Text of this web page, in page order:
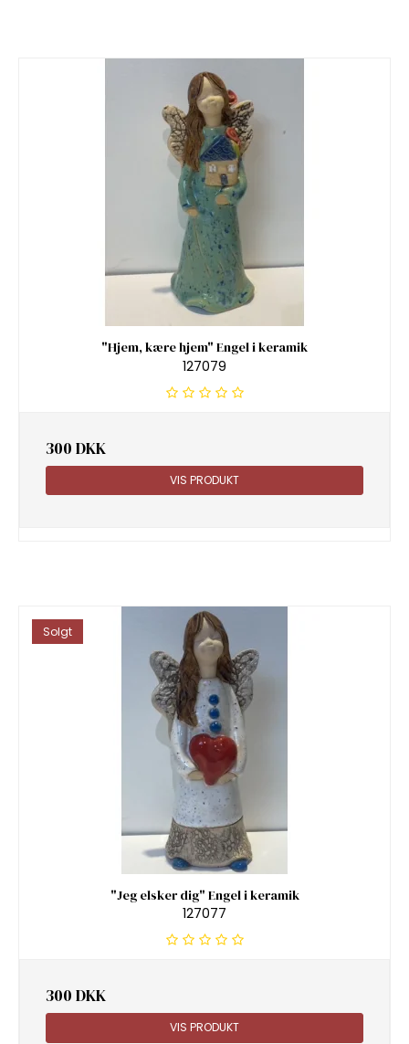
"Hjem, kære hjem" Engel i keramik
127079
300 DKK
VIS PRODUKT
Solgt
"Jeg elsker dig" Engel i keramik
127077
300 DKK
VIS PRODUKT